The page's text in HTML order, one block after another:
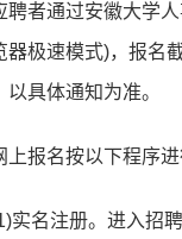
聘者通过安徽大学
器极速模式)，报名
以具体通知为准。
上报名按以下程序进
实名注册。进入招